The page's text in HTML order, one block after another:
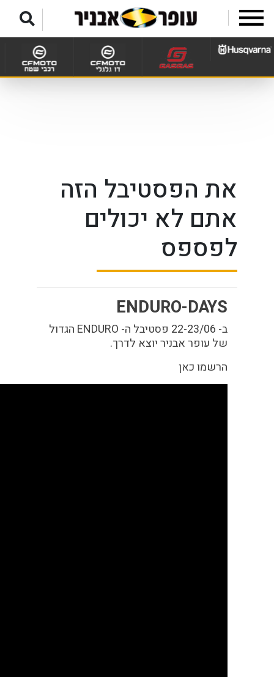
את הפסטיבל הזה
אתם לא יכולים
לפספס
ENDURO-DAYS
ב- 22-23/06 פסטיבל ה- ENDURO הגדול
של עופר אבניר יוצא לדרך.
הרשמו כאן